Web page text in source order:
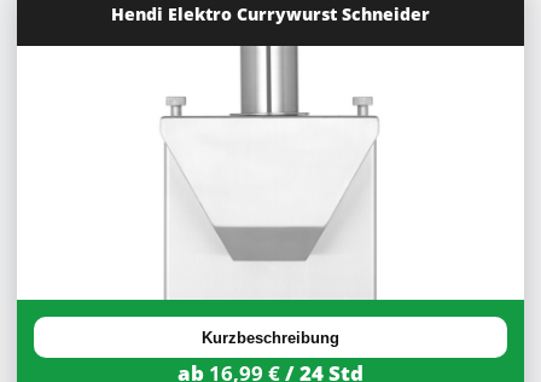
Hendi Elektro Currywurst Schneider
30%
Rabatt Kurzbeschreibung
ab 16,99 €/ 24 Std